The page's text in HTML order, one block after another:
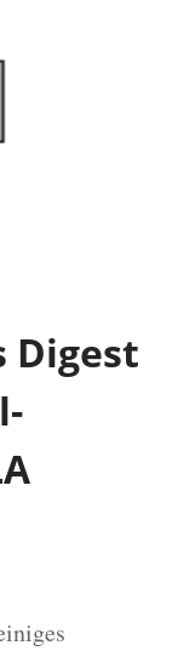
Digest